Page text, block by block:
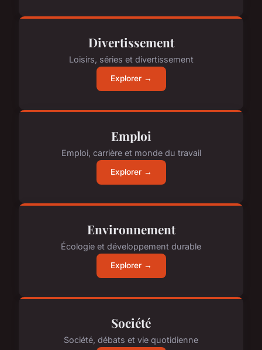
Divertissement
Loisirs, séries et divertissement
Explorer →
Emploi
Emploi, carrière et monde du travail
Explorer →
Environnement
Écologie et développement durable
Explorer →
Société
Société, débats et vie quotidienne